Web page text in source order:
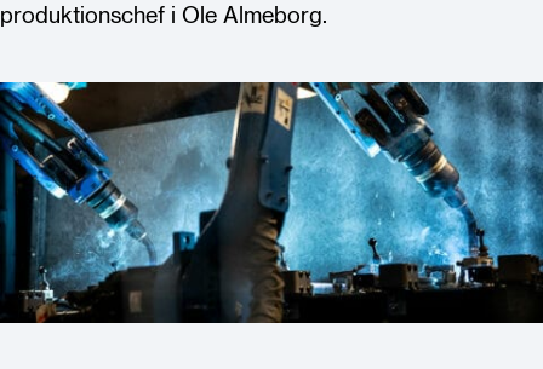
produktionschef i Ole Almeborg.